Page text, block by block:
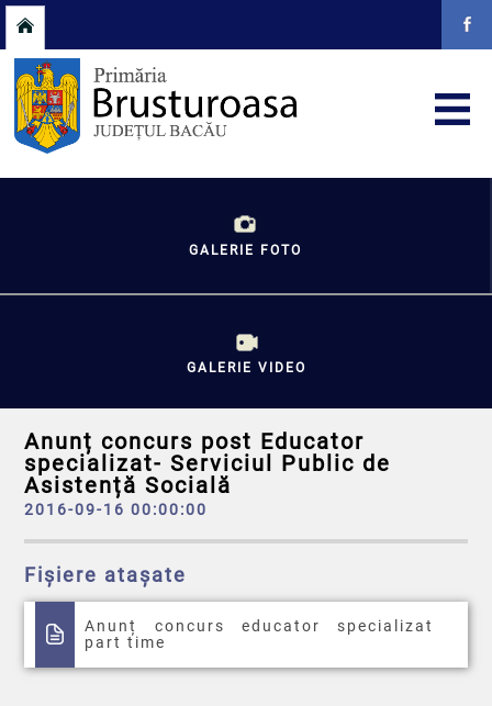
GALERIE FOTO
GALERIE VIDEO
Anunț concurs post Educator
specializat- Serviciul Public de
Asistență Socială
2016-09-16 00:00:00
Fișiere atașate
Anunț concurs educator specializat
part time